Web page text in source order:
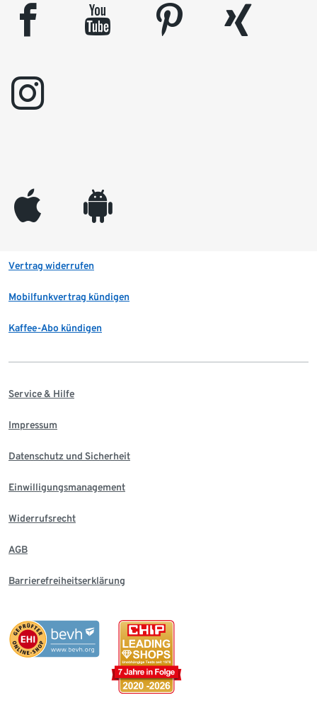
facebook youtube pinterest
xing
instagram
appleinc android
Vertrag widerrufen
Mobilfunkvertrag kündigen
Kaffee-Abo kündigen
Service & Hilfe
Impressum
Datenschutz und Sicherheit
Einwilligungsmanagement
Widerrufsrecht
AGB
Barrierefreiheitserklärung